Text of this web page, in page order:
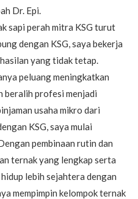
Dr. Epi.
sapi perah mitra KSG turut
dengan KSG, saya bekerja
yang tidak tetap.
peluang meningkatkan
beralih profesi menjadi
usaha mikro dari
KSG, saya mulai
pembinaan rutin dan
ternak yang lengkap serta
lebih sejahtera dengan
mempimpin kelompok ternak